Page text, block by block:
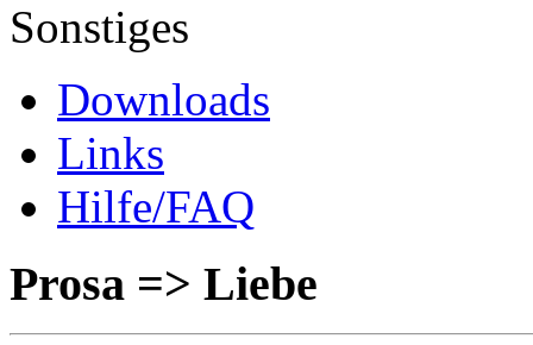
Sonstiges
Downloads
Links
Hilfe/FAQ
Prosa => Liebe